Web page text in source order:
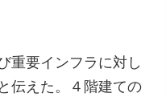
重要インフラに対し
伝えた。４階建ての